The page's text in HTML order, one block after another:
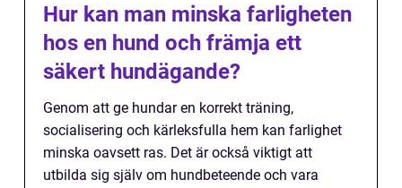
Hur kan man minska farligheten
hos en hund och främja ett
säkert hundägande?
Genom att ge hundar en korrekt träning,
socialisering och kärleksfulla hem kan farlighet
minska oavsett ras. Det är också viktigt att
utbilda sig själv om hundbeteende och vara